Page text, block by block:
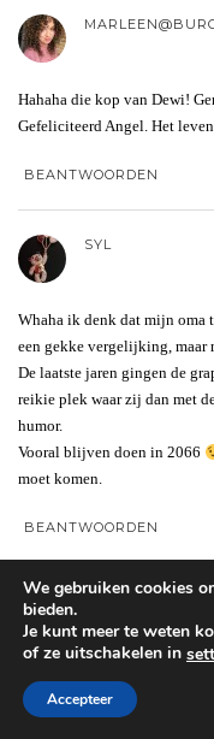
Hahaha die kop van Dewi!
Gefeliciteerd Angel. Het
BEANTWOORDEN
SYL
Whaha ik denk dat mijn oma
een gekke vergelijking, maar
De laatste jaren gingen de
reikie plek waar zij dan met
humor.
Vooral blijven doen in 2066
moet komen.
BEANTWOORDEN
CLAIRE
BEANTWOORDEN
We gebruiken cookies
bieden.
Je kunt meer te weten
of ze uitschakelen in
Accepteer